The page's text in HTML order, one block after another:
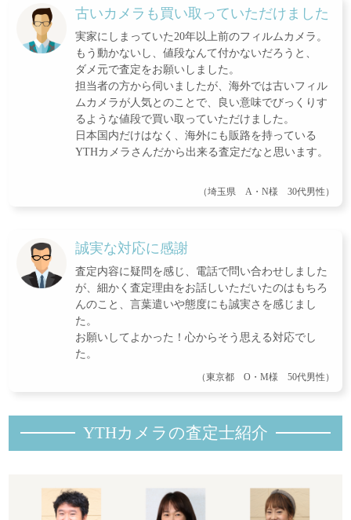
古いカメラも買い取っていただけました
実家にしまっていた20年以上前のフィルムカメラ。
もう動かないし、値段なんて付かないだろうと、
ダメ元で査定をお願いしました。
担当者の方から伺いましたが、海外では古いフィル
ムカメラが人気とのことで、良い意味でびっくりす
るような値段で買い取っていただけました。
日本国内だけはなく、海外にも販路を持っている
YTHカメラさんだから出来る査定だなと思います。
（埼玉県 A・N様 30代男性）
誠実な対応に感謝
査定内容に疑問を感じ、電話で問い合わせしました
が、細かく査定理由をお話しいただいたのはもちろ
んのこと、言葉遣いや態度にも誠実さを感じまし
た。
お願いしてよかった！心からそう思える対応でし
た。
（東京都 O・M様 50代男性）
YTHカメラの査定士紹介